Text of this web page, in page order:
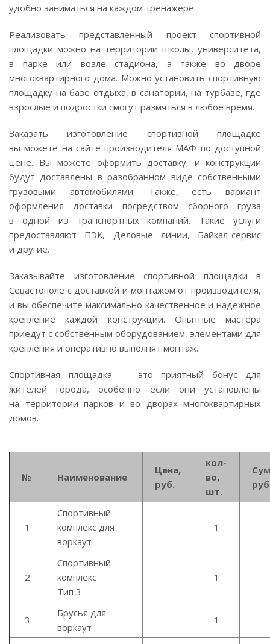
удобно заниматься на каждом тренажере.
Реализовать представленный проект спортивной
площадки можно на территории школы, университета,
в парке или возле стадиона, а также во дворе
многоквартирного дома. Можно установить спортивную
площадку на базе отдыха, в санатории, на турбазе, где
взрослые и подростки смогут размяться в любое время.
Заказать изготовление спортивной площадке
вы можете на сайте производителя МАФ по доступной
цене. Вы можете оформить доставку, и конструкции
будут доставлены в разобранном виде собственными
грузовыми автомобилями. Также, есть вариант
оформления доставки посредством сборного груза
в одной из транспортных компаний. Такие услуги
предоставляют ПЭК, Деловые линии, Байкал-сервис
и другие.
Заказывайте изготовление спортивной площадки в
Севастополе с доставкой и монтажом от производителя,
и вы обеспечите максимально качественное и надежное
крепление каждой конструкции. Опытные мастера
приедут с собственным оборудованием, элементами для
крепления и оперативно выполнят монтаж.
Спортивная площадка — это приятный бонус для
жителей города, особенно если они установлены
на территории парков и во дворах многоквартирных
домов.
№ Наименование
Цена,
руб.
кол-
во,
шт.
1
Спортивный
комплекс для
воркаут
1
2
Спортивный
комплекс
Тип 3
1
3
Брусья для
воркаут
1